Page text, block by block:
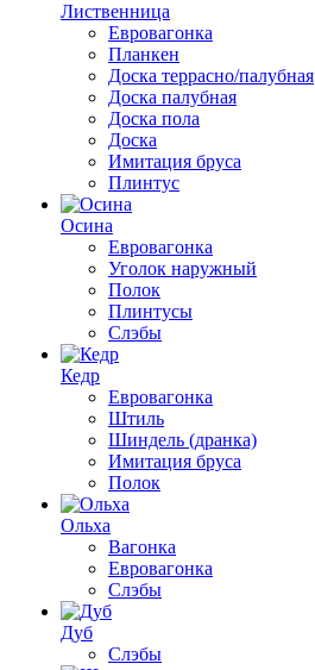
Лиственница
Евровагонка
Планкен
Доска террасно/палубная
Доска палубная
Доска пола
Доска
Имитация бруса
Плинтус
Осина
Евровагонка
Уголок наружный
Полок
Плинтусы
Слэбы
Кедр
Евровагонка
Штиль
Шиндель (дранка)
Имитация бруса
Полок
Ольха
Вагонка
Евровагонка
Слэбы
Дуб
Слэбы